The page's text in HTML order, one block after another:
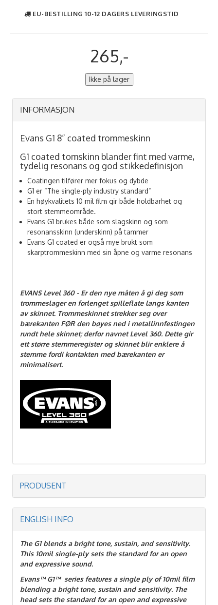
EU-BESTILLING 10-12 DAGERS LEVERINGSTID
265,-
Ikke på lager
INFORMASJON
Evans G1 8” coated trommeskinn
G1 coated tomskinn blander fint med varme,
tydelig resonans og god stikkedefinisjon
Coatingen tilfører mer fokus og dybde
G1 er “The single-ply industry standard”
En høykvalitets 10 mil film gir både holdbarhet og
stort stemmeområde.
Evans G1 brukes både som slagskinn og som
resonansskinn (underskinn) på tammer
Evans G1 coated er også mye brukt som
skarptrommeskinn med sin åpne og varme resonans
EVANS Level 360 - Er den nye måten å gi deg som
trommeslager en forlenget spilleflate langs kanten
av skinnet. Trommeskinnet strekker seg over
bærekanten FØR den bøyes ned i metallinnfestingen
rundt hele skinnet; derfor navnet Level 360. Dette gir
ett større stemmeregister og skinnet blir enklere å
stemme fordi kontakten med bærekanten er
minimalisert.
PRODUSENT
ENGLISH INFO
The G1 blends a bright tone, sustain, and sensitivity.
This 10mil single-ply sets the standard for an open
and expressive sound.
Evans™ G1™ series features a single ply of 10mil film
blending a bright tone, sustain and sensitivity. The
head sets the standard for an open and expressive